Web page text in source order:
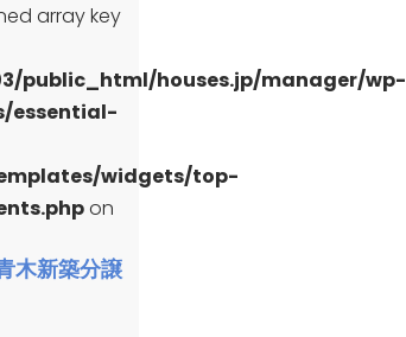
array key
public_html/houses.jp/manager/wp-
essential-
widgets/top-
on
木新築分譲